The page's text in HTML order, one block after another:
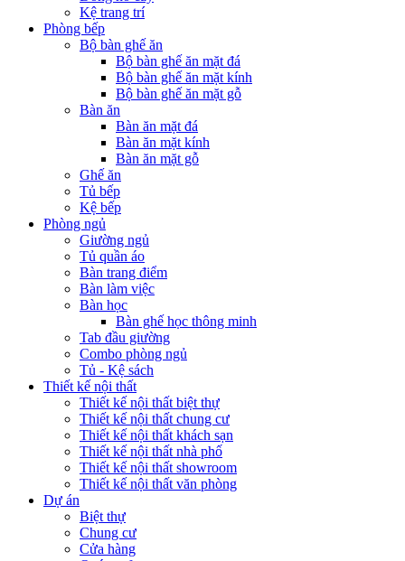
Kệ trang trí
Phòng bếp
Bộ bàn ghế ăn
Bộ bàn ghế ăn mặt đá
Bộ bàn ghế ăn mặt kính
Bộ bàn ghế ăn mặt gỗ
Bàn ăn
Bàn ăn mặt đá
Bàn ăn mặt kính
Bàn ăn mặt gỗ
Ghế ăn
Tủ bếp
Kệ bếp
Phòng ngủ
Giường ngủ
Tủ quần áo
Bàn trang điểm
Bàn làm việc
Bàn học
Bàn ghế học thông minh
Tab đầu giường
Combo phòng ngủ
Tủ - Kệ sách
Thiết kế nội thất
Thiết kế nội thất biệt thự
Thiết kế nội thất chung cư
Thiết kế nội thất khách sạn
Thiết kế nội thất nhà phố
Thiết kế nội thất showroom
Thiết kế nội thất văn phòng
Dự án
Biệt thự
Chung cư
Cửa hàng